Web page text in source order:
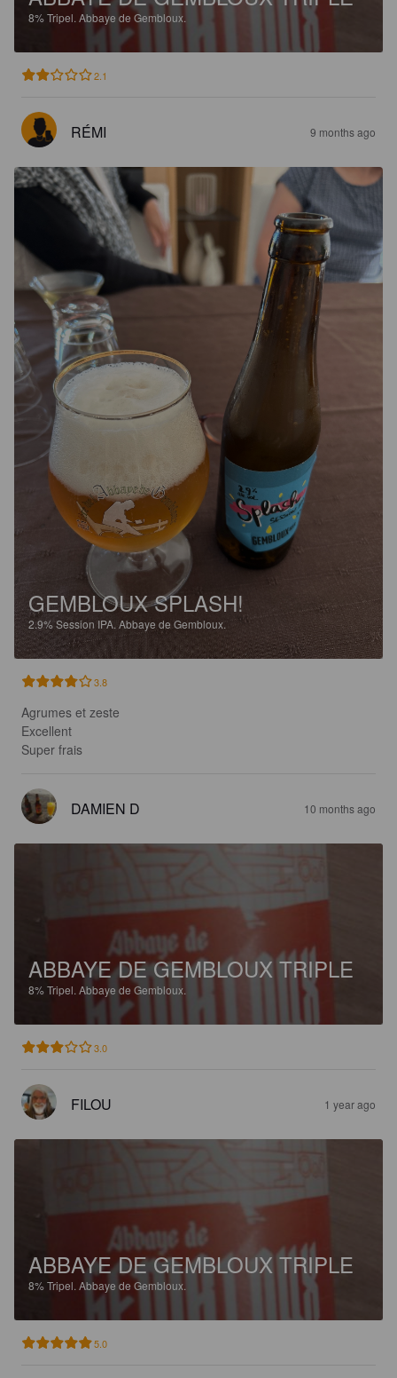
8%Tripel. Abbaye de Gembloux.
2.1
RÉMI 9 months ago
GEMBLOUX SPLASH!
2.9%Session IPA. Abbaye de Gembloux.
3.8
Agrumes et zeste
Excellent
Super frais
DAMIEN D 10 months ago
ABBAYE DE GEMBLOUX TRIPLE
8%Tripel. Abbaye de Gembloux.
3.0
FILOU 1 year ago
ABBAYE DE GEMBLOUX TRIPLE
8%Tripel. Abbaye de Gembloux.
5.0